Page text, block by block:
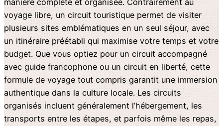
manière complète et organisée. Contrairement au
voyage libre, un circuit touristique permet de visiter
plusieurs sites emblématiques en un seul séjour, avec
un itinéraire préétabli qui maximise votre temps et votre
budget. Que vous optiez pour un circuit accompagné
avec guide francophone ou un circuit en liberté, cette
formule de voyage tout compris garantit une immersion
authentique dans la culture locale. Les circuits
organisés incluent généralement l’hébergement, les
transports entre les étapes, et parfois même les repas,